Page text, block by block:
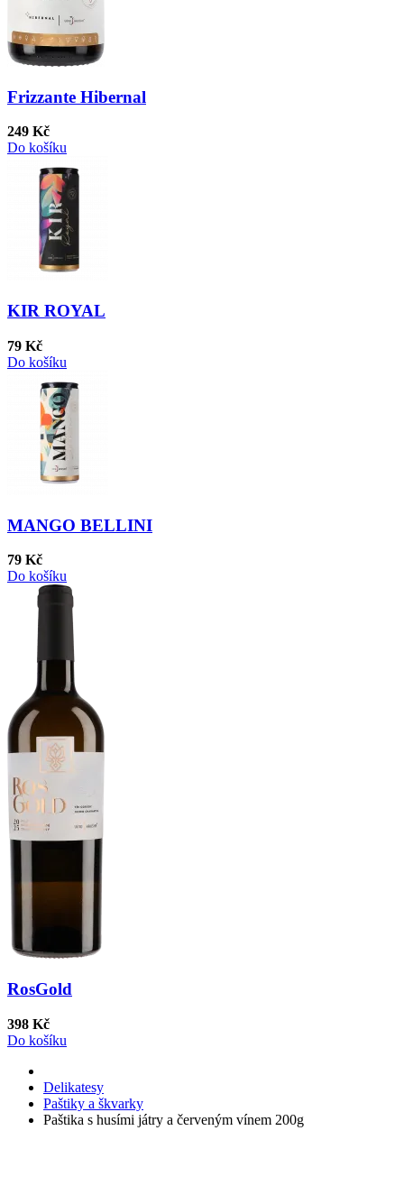
Frizzante Hibernal
249 Kč
Do košíku
KIR ROYAL
79 Kč
Do košíku
MANGO BELLINI
79 Kč
Do košíku
RosGold
398 Kč
Do košíku
Delikatesy
Paštiky a škvarky
Paštika s husími játry a červeným vínem 200g